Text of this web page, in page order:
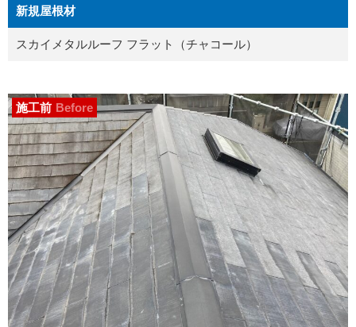
新規屋根材
スカイメタルルーフ フラット（チャコール）
施工前 Before